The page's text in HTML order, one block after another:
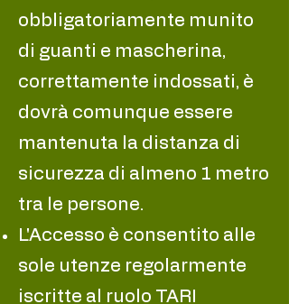
obbligatoriamente munito
di guanti e mascherina,
correttamente indossati, è
dovrà comunque essere
mantenuta la distanza di
sicurezza di almeno 1 metro
tra le persone.
L'Accesso è consentito alle
sole utenze regolarmente
iscritte al ruolo TARI